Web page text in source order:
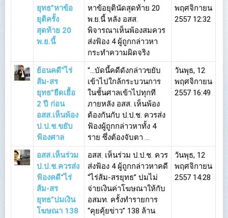
ยุทธ”หาข้อ
ยุติครั้ง
สุดท้าย 20
พ.ย.นี้
หาข้อยุตินัดสุดท้าย 20
พ.ย.นี้ หลัง อสส.
พิจารณาเห็นพ้องสมควร
ส่งฟ้อง 4 ผู้ถูกกล่าวหา
กระทำความผิดจริง
พฤศจิกายน
2557 12:32
ย้อนคดี“ไร่
ส้ม-สร
ยุทธ”ยืดเยื้อ
2 ปี ก่อน
อสส.เห็นพ้อง
ป.ป.ช.ขยับ
ฟ้องศาล
“…บัดนี้คดีดังกล่าวขยับ
เข้าไปใกล้กระบวนการ
ในชั้นศาลเข้าไปทุกที
ภายหลัง อสส. เห็นพ้อง
ต้องกันกับ ป.ป.ช. ควรส่ง
ฟ้องผู้ถูกกล่าวหาทั้ง 4
ราย ซึ่งต้องจับตา ...
วันพุธ, 12
พฤศจิกายน
2557 16:49
อสส.เห็นร่วม
ป.ป.ช.ควรส่ง
ฟ้องคดี“ไร่
ส้ม-สร
ยุทธ”ปมเงิน
โฆษณา 138
อสส. เห็นร่วม ป.ป.ช. ควร
ส่งฟ้อง 4 ผู้ถูกกล่าวหาคดี
“ไร่ส้ม-สรยุทธ” ปมไม่
จ่ายเงินค่าโฆษณาให้กับ
อสมท. ครั้งทำรายการ
“คุยคุ้ยข่าว” 138 ล้าน
วันพุธ, 12
พฤศจิกายน
2557 14:28